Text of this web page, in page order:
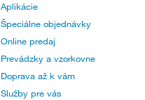
Aplikácie
Špeciálne objednávky
Online predaj
Prevádzky a vzorkovne
Doprava až k vám
Služby pre vás